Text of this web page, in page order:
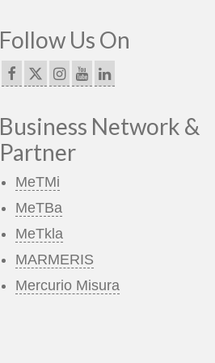
Follow Us On
Business Network &
Partner
MeTMi
MeTBa
MeTkla
MARMERIS
Mercurio Misura